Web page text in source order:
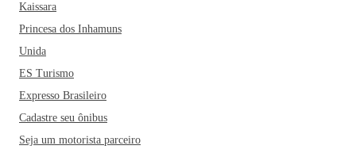
Kaissara
Princesa dos Inhamuns
Unida
ES Turismo
Expresso Brasileiro
Cadastre seu ônibus
Seja um motorista parceiro